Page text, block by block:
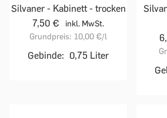
Silvaner - Kabinett - trocken
7,50 €
inkl. MwSt.
Grundpreis: 10,00 €/l
Gebinde: 0,75 Liter